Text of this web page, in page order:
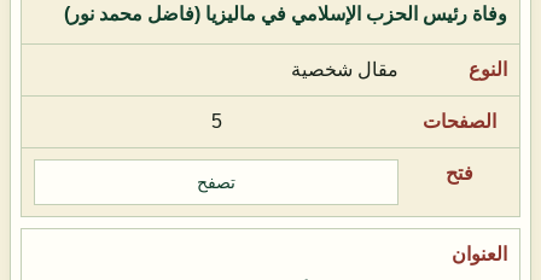
وفاة رئيس الحزب الإسلامي في ماليزيا (فاضل محمد نور)
مقال شخصية
5
تصفح